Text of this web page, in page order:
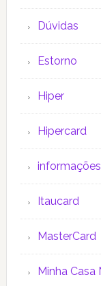
Dúvidas
Estorno
Hiper
Hipercard
informações
Itaucard
MasterCard
Minha Casa